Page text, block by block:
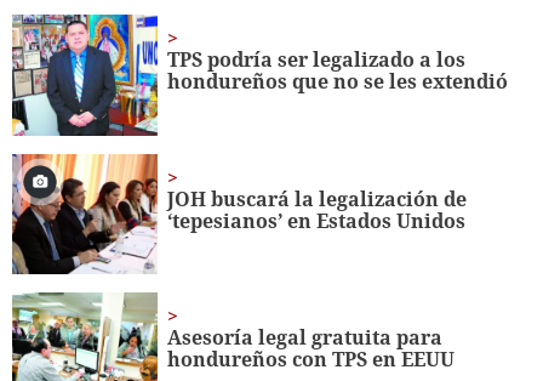
56
seconds
TPS podría ser legalizado a los
hondureños que no se les extendió
JOH buscará la legalización de
‘tepesianos’ en Estados Unidos
Asesoría legal gratuita para
hondureños con TPS en EEUU